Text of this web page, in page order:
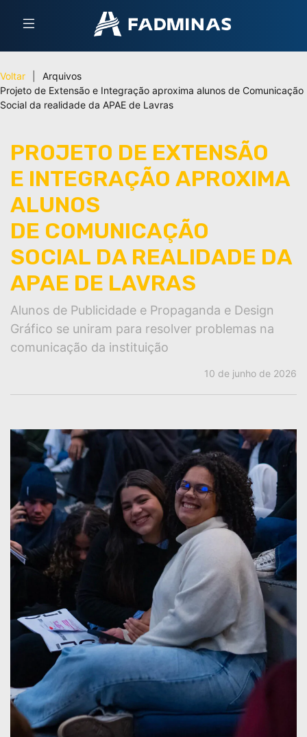
Voltar
Arquivos
Projeto de Extensão e Integração aproxima alunos de Comunicação
Social da realidade da APAE de Lavras
PROJETO DE EXTENSÃO
E INTEGRAÇÃO APROXIMA
ALUNOS
DE COMUNICAÇÃO
SOCIAL DA REALIDADE DA
APAE DE LAVRAS
Alunos de Publicidade e Propaganda e Design
Gráfico se uniram para resolver problemas na
comunicação da instituição
10 de junho de 2026